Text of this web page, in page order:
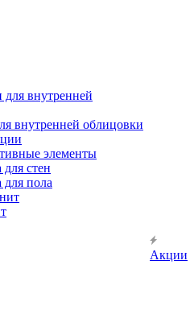
внутренней облицовки
элементы
стен
пола
Акции